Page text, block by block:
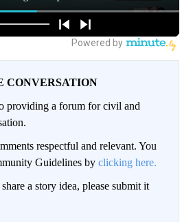
CONVERSATION
providing a forum for civil and
respectful and relevant. You
Guidelines by clicking here.
a story idea, please submit it